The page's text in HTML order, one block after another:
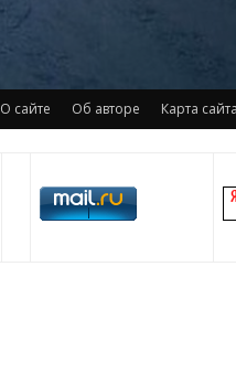
О сайте Об авторе Карта сайта